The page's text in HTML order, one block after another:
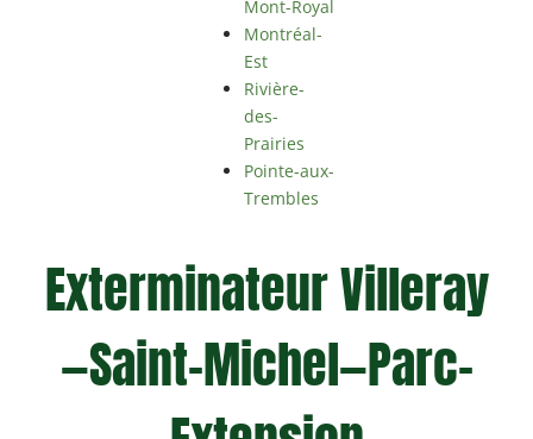
Mont-Royal
Montréal-
Est
Rivière-
des-
Prairies
Pointe-aux-
Trembles
Exterminateur Villeray
—Saint-Michel—Parc-